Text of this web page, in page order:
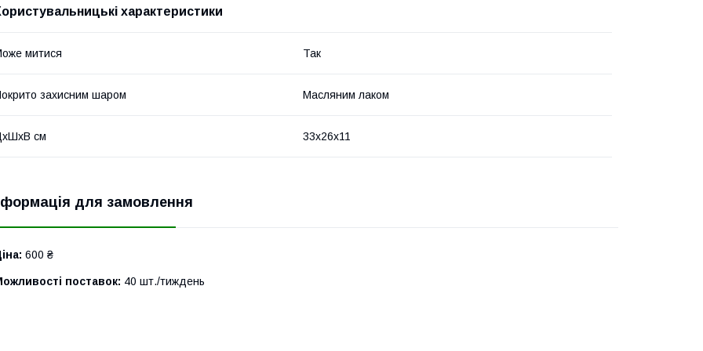
характеристики
митися Так
захисним шаром Масляним лаком
см 33х26х11
для замовлення
600 ₴
поставок: 40 шт./тиждень